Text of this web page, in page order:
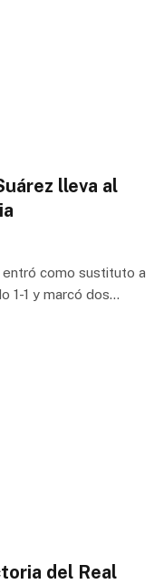
lleva al
entró como sustituto a
1-1 y marcó dos…
del Real